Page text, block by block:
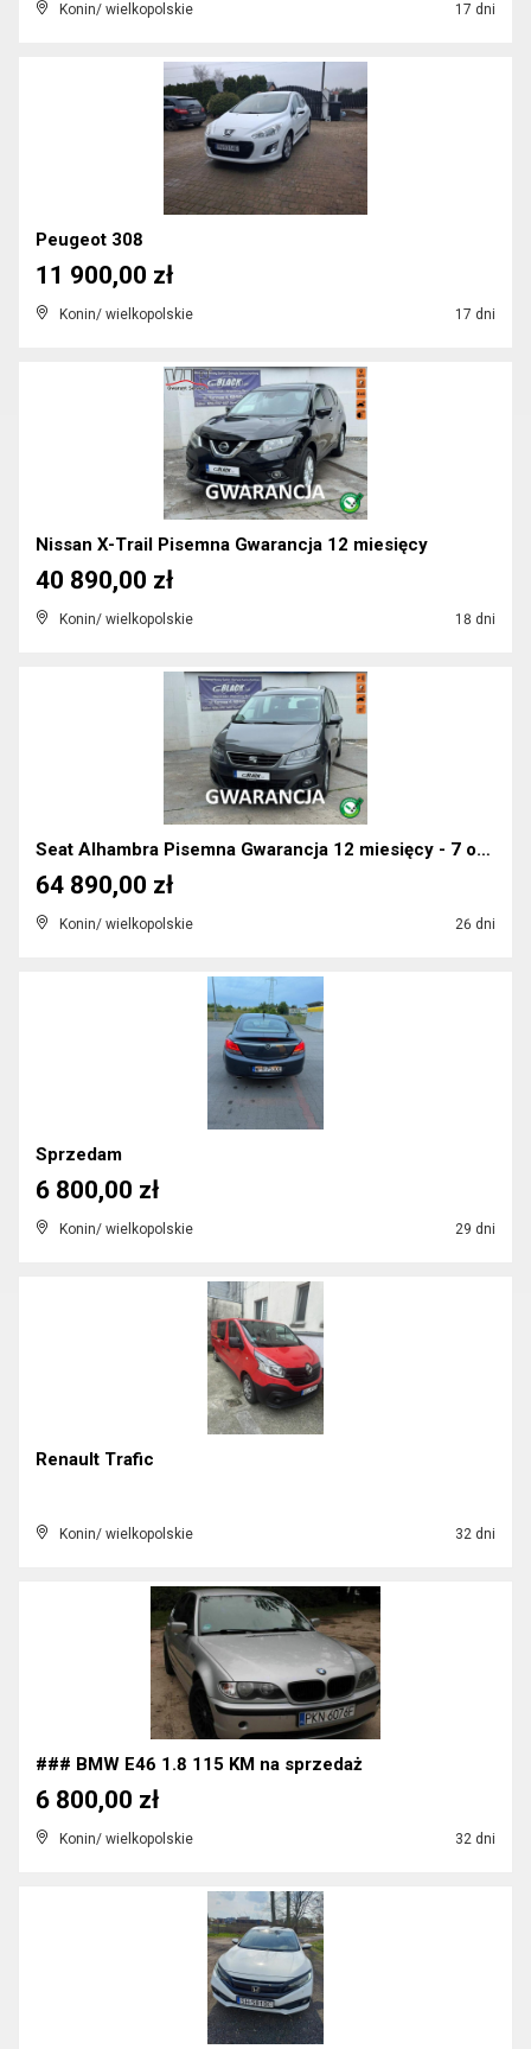
Konin/ wielkopolskie 17 dni
Peugeot 308
Konin/ wielkopolskie 17 dni
11 900,00 zł
Nissan X-Trail Pisemna Gwarancja 12 miesięcy
Konin/ wielkopolskie 18 dni
40 890,00 zł
Seat Alhambra Pisemna Gwarancja 12 miesięcy - 7 os...
Konin/ wielkopolskie 26 dni
64 890,00 zł
Sprzedam
Konin/ wielkopolskie 29 dni
6 800,00 zł
Renault Trafic
Konin/ wielkopolskie 32 dni
### BMW E46 1.8 115 KM na sprzedaż
Konin/ wielkopolskie 32 dni
6 800,00 zł